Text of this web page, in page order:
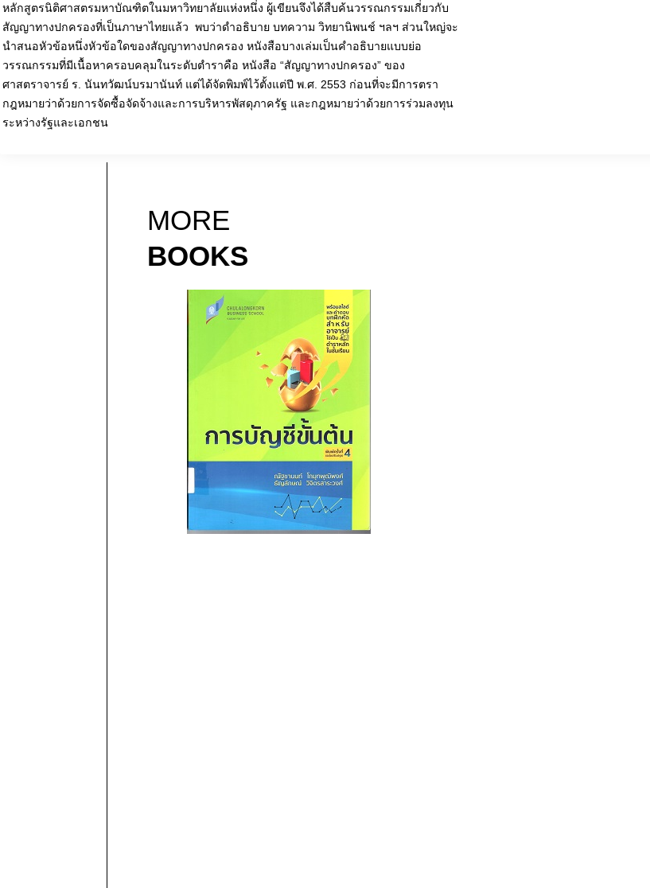
หลักสูตรนิติศาสตรมหาบัณฑิตในมหาวิทยาลัยแห่งหนึ่ง ผู้เขียนจึงได้สืบค้นวรรณกรรมเกี่ยวกับ
สัญญาทางปกครองที่เป็นภาษาไทยแล้ว พบว่าดำอธิบาย บทความ วิทยานิพนช์ ฯลฯ ส่วนใหญ่จะ
นำสนอหัวข้อหนึ่งหัวข้อใดของสัญญาทางปกครอง หนังสือบางเล่มเป็นคำอธิบายแบบย่อ
วรรณกรรมที่มีเนื้อหาครอบคลุมในระดับตำราคือ หนังสือ “สัญญาทางปกครอง” ของ
ศาสตราจารย์ ร. นันทวัฒน์บรมานันท์ แต่ได้จัดพิมพ์ไว้ตั้งแต่ปี พ.ศ. 2553 ก่อนที่จะมีการตรา
กฎหมายว่าด้วยการจัดซื้อจัดจ้างและการบริหารพัสดุภาครัฐ และกฎหมายว่าด้วยการร่วมลงทุน
ระหว่างรัฐและเอกชน
MORE
BOOKS